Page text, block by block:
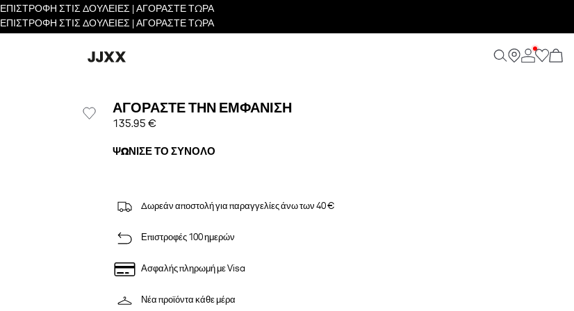
ΕΠΙΣΤΡΟΦΗ ΣΤΙΣ ΔΟΥΛΕΙΕΣ | ΑΓΟΡΑΣΤΕ ΤΩΡΑ
ΕΠΙΣΤΡΟΦΗ ΣΤΙΣ ΔΟΥΛΕΙΕΣ | ΑΓΟΡΑΣΤΕ ΤΩΡΑ
ΑΓΟΡΆΣΤΕ ΤΗΝ ΕΜΦΆΝΙΣΗ
135.95 €
ΨΏΝΙΣΕ ΤΟ ΣΎΝΟΛΟ
Δωρεάν αποστολή για παραγγελίες άνω των 40 €
Επιστροφές 100 ημερών
Ασφαλής πληρωμή με Visa
Νέα προϊόντα κάθε μέρα